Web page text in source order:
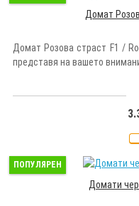
Домат
Домат Розова страст F1 /
представя на вашето
ПОПУЛЯРЕН
Домати